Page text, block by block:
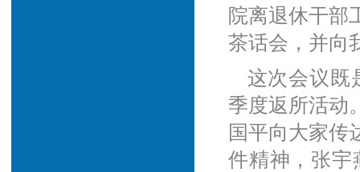
院离退休干部
茶话会，并向
这次会议既
季度返所活动
国平向大家传
件精神，张宇